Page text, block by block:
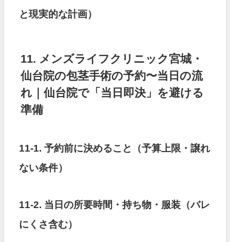
と現実的な計画）
11. メンズライフクリニック宮城・
仙台院の包茎手術の予約〜当日の流
れ｜仙台院で「当日即決」を避ける
準備
11-1. 予約前に決めること（予算上限・譲れ
ない条件）
11-2. 当日の所要時間・持ち物・服装（バレ
にくさ含む）